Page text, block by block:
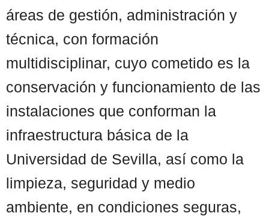
áreas de gestión, administración y
técnica, con formación
multidisciplinar, cuyo cometido es la
conservación y funcionamiento de las
instalaciones que conforman la
infraestructura básica de la
Universidad de Sevilla, así como la
limpieza, seguridad y medio
ambiente, en condiciones seguras,